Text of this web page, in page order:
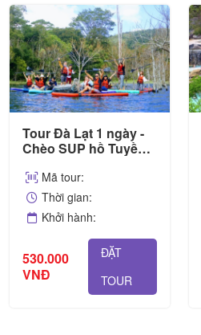
Tour Đà Lạt 1 ngày -
Chèo SUP hồ Tuyền
Mã tour:
Thời gian:
Khởi hành:
530.000
VNĐ
ĐẶT
TOUR